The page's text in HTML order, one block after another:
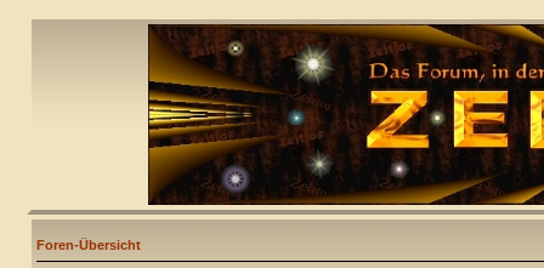
Foren-Übersicht